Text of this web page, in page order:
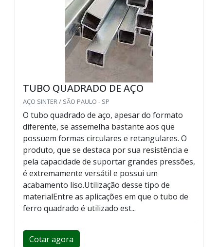
TUBO QUADRADO DE AÇO
AÇO SINTER / SÃO PAULO - SP
O tubo quadrado de aço, apesar do formato
diferente, se assemelha bastante aos que
possuem formas circulares e retangulares. O
produto, que se destaca por sua resistência e
pela capacidade de suportar grandes pressões,
é extremamente versátil e possui um
acabamento liso.Utilização desse tipo de
materialEntre as aplicações em que o tubo de
ferro quadrado é utilizado est...
Cotar agora